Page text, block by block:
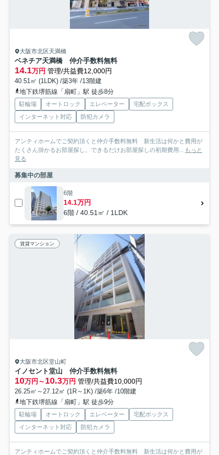
大阪市北区天満橋
ベネチア天満橋 仲介手数料無料
14.1万円 管理/共益費12,000円
40.51㎡ (1LDK) /築3年 /13階建
地下鉄堺筋線「扇町」駅 徒歩8分
駐輪場 オートロック エレベーター
宅配ボックス
インターネット対応
防犯カメラ
アンティホームでご契約頂くと仲介手数料無料 新生活は何かと費用が
たくさん掛かるお部屋探し。できるだけお部屋探しの初期費用... もっと
見る
募集中の部屋
6階
14.1万円
6階 / 40.51㎡ / 1LDK
賃貸マンション
大阪市北区堂山町
イノセント堂山 仲介手数料無料
10万円～10.3万円 管理/共益費10,000円
26.25㎡～27.12㎡ (1R～1K) /築6年 /10階建
地下鉄堺筋線「扇町」駅 徒歩9分
駐輪場 オートロック エレベーター
宅配ボックス
インターネット対応
防犯カメラ
アンティホームでご契約頂くと仲介手数料無料 新生活は何かと費用が